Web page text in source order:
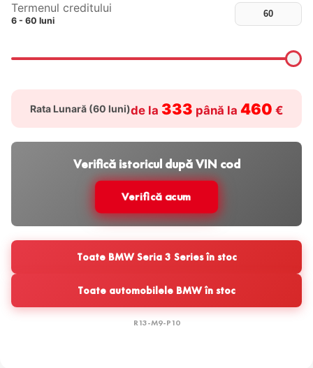
Termenul creditului
6 - 60 luni
Rata Lunară (60 luni)de la 333 până la 460 €
Verifică istoricul după VIN cod
Verifică acum
Toate BMW Seria 3 Series în stoc
Toate automobilele BMW în stoc
R13-M9-P10